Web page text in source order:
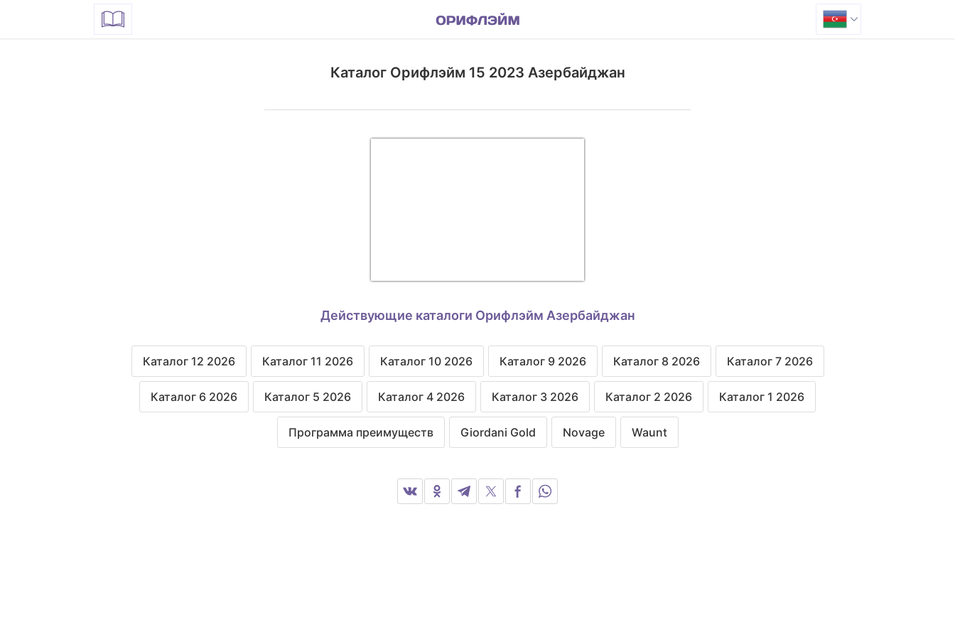
Каталог Орифлэйм 15 2023 Азербайджан
Действующие каталоги Орифлэйм Азербайджан
Каталог 12 2026 Каталог 11 2026 Каталог 10 2026 Каталог 9 2026 Каталог 8 2026 Каталог 7 2026
Каталог 6 2026 Каталог 5 2026 Каталог 4 2026 Каталог 3 2026 Каталог 2 2026 Каталог 1 2026
Программа преимуществ Giordani Gold Novage Waunt